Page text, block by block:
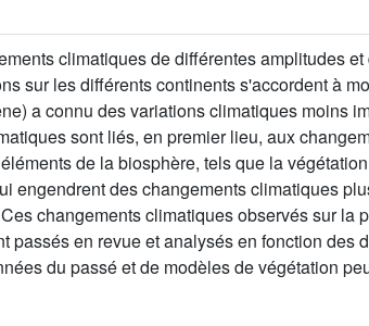
climatiques de différentes amplitudes
sur les différents continents s'accordent à
a connu des variations climatiques moins
sont liés, en premier lieu, aux
de la biosphère, tels que la
engendrent des changements climatiques
changements climatiques observés sur la
en revue et analysés en fonction des
du passé et de modèles de végétation